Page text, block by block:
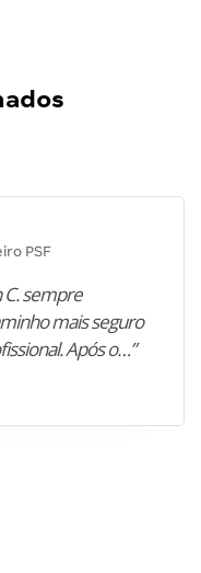
PSF
C. sempre
mais seguro
Após o…”